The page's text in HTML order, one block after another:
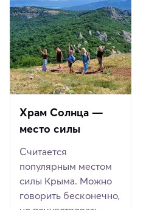
Храм Солнца —
место силы
Считается
популярным местом
силы Крыма. Можно
говорить бесконечно,